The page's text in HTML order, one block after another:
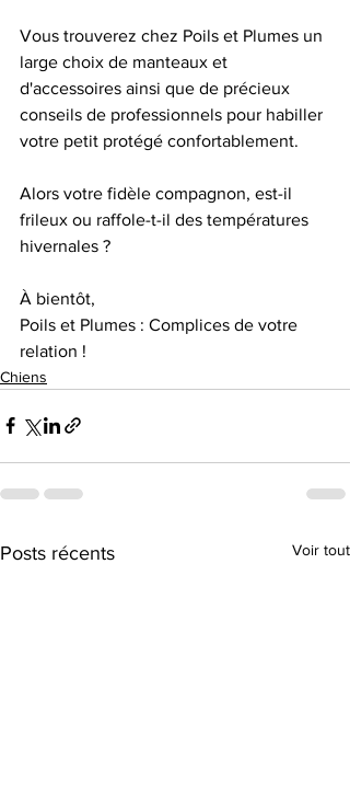
Vous trouverez chez Poils et Plumes un
large choix de manteaux et
d'accessoires ainsi que de précieux
conseils de professionnels pour habiller
votre petit protégé confortablement.
Alors votre fidèle compagnon, est-il
frileux ou raffole-t-il des températures
hivernales ?
À bientôt,
Poils et Plumes : Complices de votre
relation !
Chiens
Posts récents Voir tout